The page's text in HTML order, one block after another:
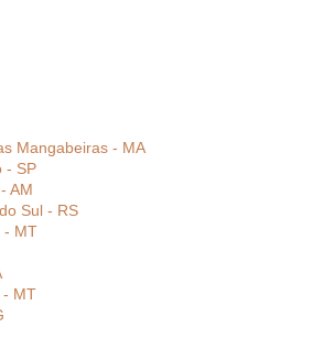
Mangabeiras - MA
- SP
AM
Sul - RS
- MT
- MT